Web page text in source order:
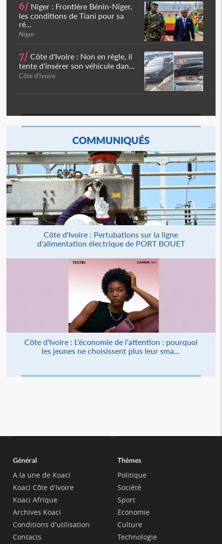
6/ Niger : Frontière Bénin-Niger,
les conditions de Tiani pour sa
ré...
Niger
7/ Côte d'Ivoire : Non en règle, il
tente d'insérer son véhicule dan...
Côte d'Ivoire
COMMUNIQUÉS
Côte d'Ivoire : Pertubations sur la ligne
d'alimentation électrique de PORT BOUET
Côte d'Ivoire : L'économie de l'attention : pourquoi
les jeunes ne choisissent plus leur sma...
Général
A la une de Koaci
Koaci Côte d'Ivoire
Koaci Afrique
Archives Koaci
Conditions d'utilisation
Contacts
Thèmes
Politique
Société
Sport
Economie
Culture
Technologie